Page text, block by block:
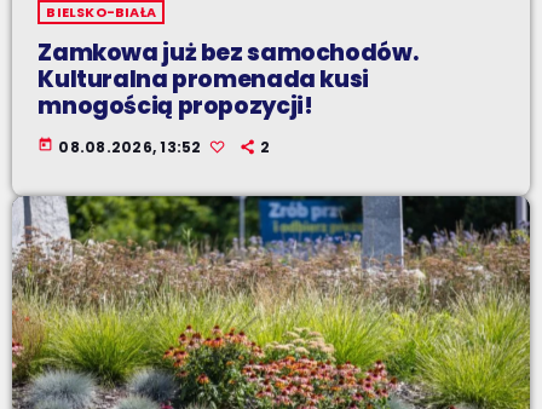
BIELSKO-BIAŁA
Zamkowa już bez samochodów.
Kulturalna promenada kusi
mnogością propozycji!
today 08.08.2026, 13:52 2